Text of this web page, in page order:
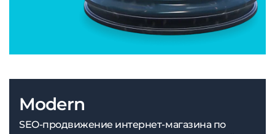
Modern
SEO-продвижение интернет-магазина по